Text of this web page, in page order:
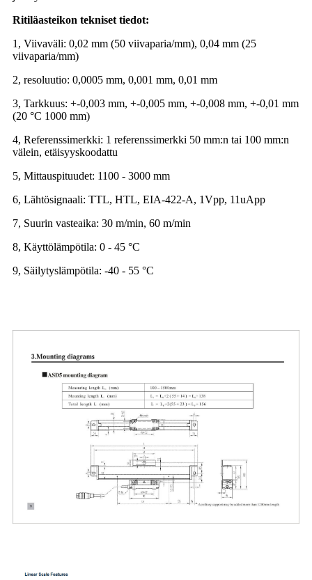
Ritiläasteikon tekniset tiedot:
1, Viivaväli: 0,02 mm (50 viivaparia/mm), 0,04 mm (25
viivaparia/mm)
2, resoluutio: 0,0005 mm, 0,001 mm, 0,01 mm
3, Tarkkuus: +-0,003 mm, +-0,005 mm, +-0,008 mm, +-0,01 mm
(20 °C 1000 mm)
4, Referenssimerkki: 1 referenssimerkki 50 mm:n tai 100 mm:n
välein, etäisyyskoodattu
5, Mittauspituudet: 1100 - 3000 mm
6, Lähtösignaali: TTL, HTL, EIA-422-A, 1Vpp, 11uApp
7, Suurin vasteaika: 30 m/min, 60 m/min
8, Käyttölämpötila: 0 - 45 °C
9, Säilytyslämpötila: -40 - 55 °C